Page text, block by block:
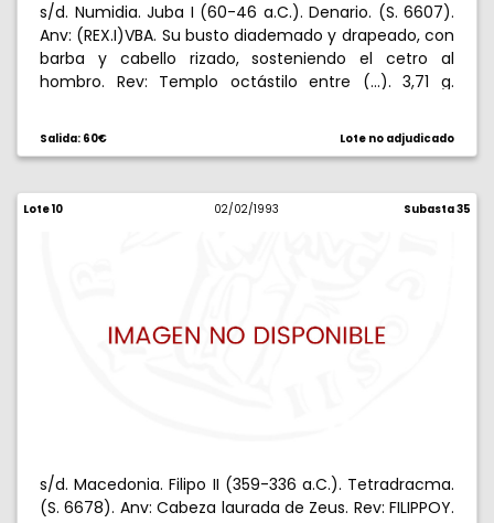
s/d. Numidia. Juba I (60-46 a.C.). Denario. (S. 6607).
Anv: (REX.I)VBA. Su busto diademado y drapeado, con
barba y cabello rizado, sosteniendo el cetro al
hombro. Rev: Templo octástilo entre (...). 3,71 g.
Salida: 60€ Lote no adjudicado
Lote 10 02/02/1993 Subasta 35
s/d. Macedonia. Filipo II (359-336 a.C.). Tetradracma.
(S. 6678). Anv: Cabeza laurada de Zeus. Rev: FILIPPOY.